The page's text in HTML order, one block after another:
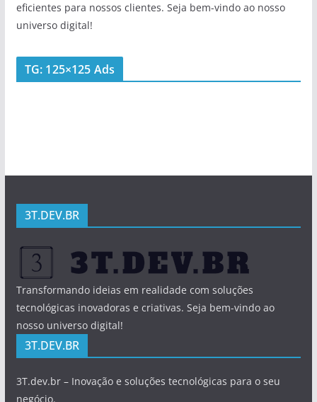
eficientes para nossos clientes. Seja bem-vindo ao nosso
universo digital!
TG: 125×125 Ads
3T.DEV.BR
Transformando ideias em realidade com soluções
tecnológicas inovadoras e criativas. Seja bem-vindo ao
nosso universo digital!
3T.DEV.BR
3T.dev.br – Inovação e soluções tecnológicas para o seu
negócio.